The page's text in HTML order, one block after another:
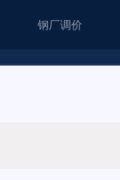
钢厂调价